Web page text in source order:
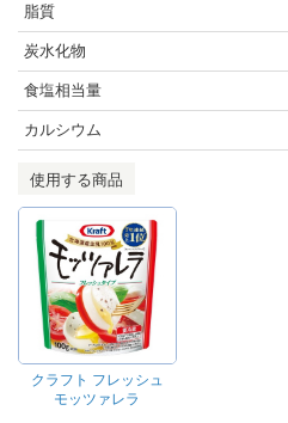
脂質
炭水化物
食塩相当量
カルシウム
使用する商品
クラフト フレッシュ
モッツァレラ